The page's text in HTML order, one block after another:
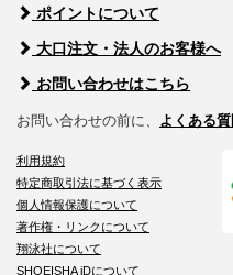
ポイントについて
大口注文・法人のお客様へ
お問い合わせはこちら
お問い合わせの前に、 よくある質
利用規約
特定商取引法に基づく表示
個人情報保護について
著作権・リンクについて
翔泳社について
SHOEISHA iDについて